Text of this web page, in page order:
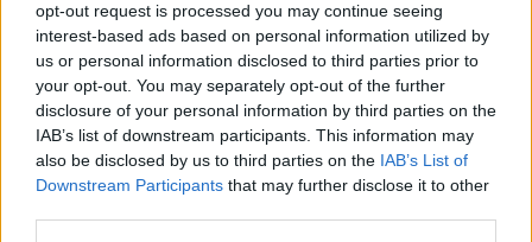
opt-out request is processed you may continue seeing
interest-based ads based on personal information utilized by
us or personal information disclosed to third parties prior to
your opt-out. You may separately opt-out of the further
disclosure of your personal information by third parties on the
IAB’s list of downstream participants. This information may
also be disclosed by us to third parties on the IAB’s List of
Downstream Participants that may further disclose it to other
Izraeliek is csak beutazási